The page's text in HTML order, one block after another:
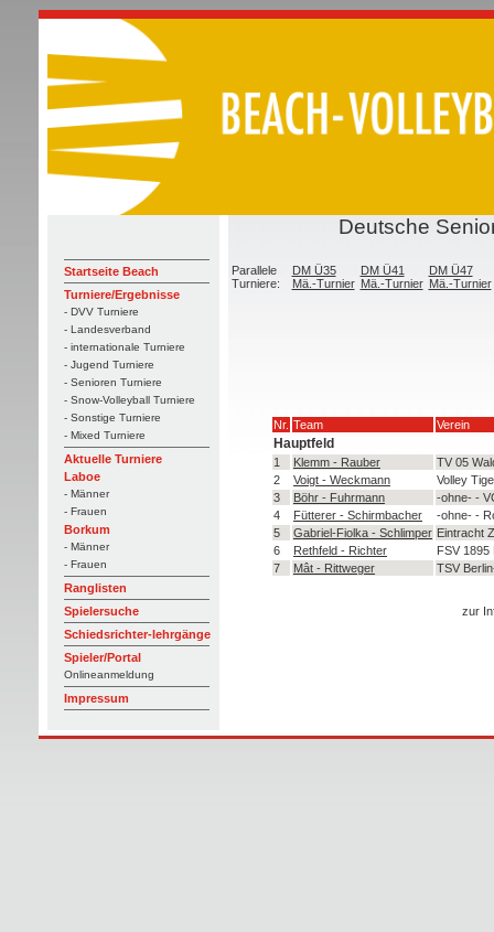
Startseite Beach
Turniere/Ergebnisse
- DVV Turniere
- Landesverband
- internationale Turniere
- Jugend Turniere
- Senioren Turniere
- Snow-Volleyball Turniere
- Sonstige Turniere
- Mixed Turniere
Aktuelle Turniere
Laboe
- Männer
- Frauen
Borkum
- Männer
- Frauen
Ranglisten
Spielersuche
Schiedsrichter-lehrgänge
Spieler/Portal
Onlineanmeldung
Impressum
Deutsche
Parallele
Turniere:
DM Ü35
Mä.-Turnier
DM Ü41
Mä.-Turnier
DM Ü47
Mä.-Turnier
Nr. Team Verein
Hauptfeld
1 Klemm - Rauber
TV 05
2
Voigt - Weckmann
Volley
3
Böhr - Fuhrmann
-ohne- -
4
Fütterer - Schirmbacher
-ohne- -
5
Gabriel-Fiolka - Schlimper Eintracht
6
Rethfeld - Richter
FSV 1895
7
Mât - Rittweger TSV
zur